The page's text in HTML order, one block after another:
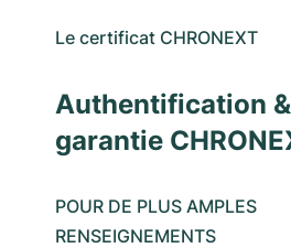
Le certificat CHRONEXT
Authentification &
garantie
POUR DE PLUS AMPLES
RENSEIGNEMENTS